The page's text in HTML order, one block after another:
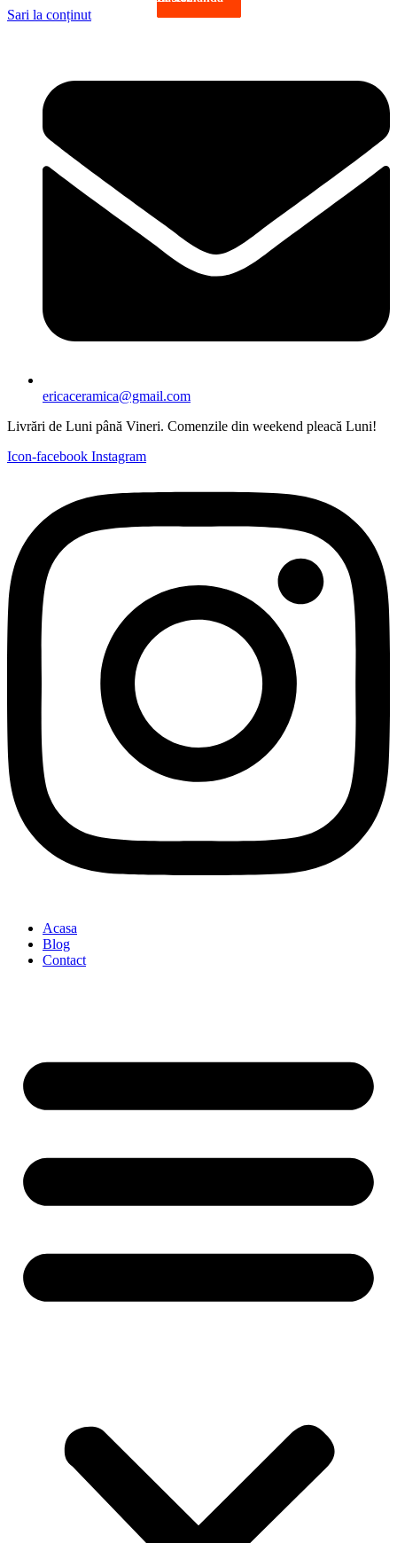
Sari la conținut
ericaceramica@gmail.com
Livrări de Luni până Vineri. Comenzile din weekend pleacă Luni!
Icon-facebook Instagram
Acasa
Blog
Contact